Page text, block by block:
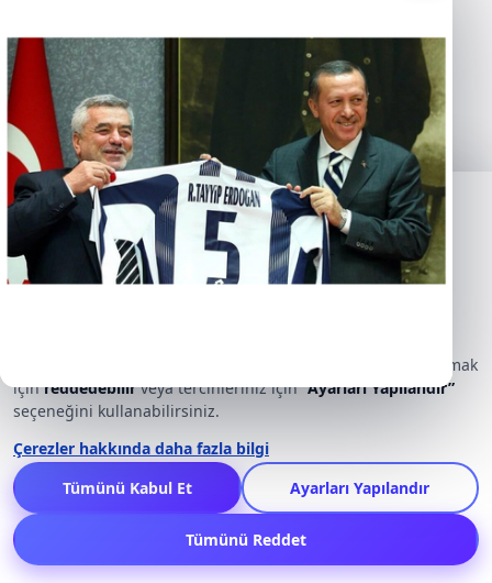
Çerez Kullanımı
Kasımpaşa İnternational Academy A.Ş sitemizingüvenli ve
doğru şekilde çalışması
için gerekli çerezleri kullanıyoruz.
Ayrıcaanalitikçerezlerle site trafiğini analiz edebilir,
, yalnızca gerekli olanları bırakmak
içinreddedebilirveya tercihleriniz için“Ayarları Yapılandır”
seçeneğini kullanabilirsiniz.
Çerezler hakkında daha fazla bilgi
Tümünü Kabul Et
Ayarları Yapılandır
Tümünü Reddet